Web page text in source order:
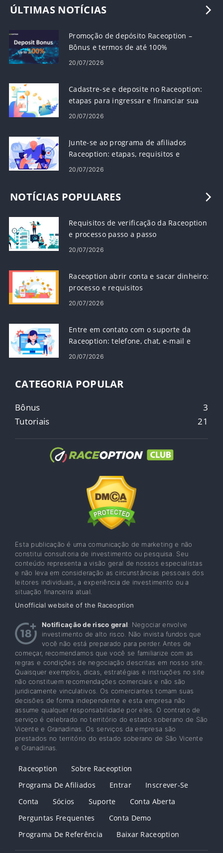
ÚLTIMAS NOTÍCIAS
Promoção de depósito Raceoption –
Bônus e termos de até 100%
20/07/2026
Cadastre-se e deposite no Raceoption:
etapas para ingressar e financiar sua
conta
20/07/2026
Junte-se ao programa de afiliados
Raceoption: etapas, requisitos e
pagamentos
20/07/2026
NOTÍCIAS POPULARES
Requisitos de verificação da Raceoption
e processo passo a passo
20/07/2026
Raceoption abrir conta e sacar dinheiro:
processo e requisitos
20/07/2026
Entre em contato com o suporte da
Raceoption: telefone, chat, e-mail e
tempos de resposta
20/07/2026
CATEGORIA POPULAR
Bônus
3
Tutoriais
21
Esta publicação é uma comunicação de marketing e não
constitui consultoria de investimento ou pesquisa. Seu
conteúdo representa a visão geral de nossos especialistas
e não leva em consideração as circunstâncias pessoais dos
leitores individuais, a experiência de investimento ou a
situação financeira atual.
Unofficial website of the Raceoption
Notificação de risco geral: Negociar envolve
investimento de alto risco. Não invista fundos que
você não está preparado para perder. Antes de
começar, recomendamos que você se familiarize com as
regras e condições de negociação descritas em nosso site.
Quaisquer exemplos, dicas, estratégias e instruções no site
não constituem recomendações comerciais e não são
juridicamente vinculativos. Os comerciantes tomam suas
decisões de forma independente e esta empresa não
assume qualquer responsabilidade por eles. O contrato de
serviço é celebrado no território do estado soberano de São
Vicente e Granadinas. Os serviços da empresa são
prestados no território do estado soberano de São Vicente
e Granadinas.
Raceoption
Sobre Raceoption
Programa De Afiliados
Entrar
Inscrever-Se
Conta
Sócios Suporte
Conta Aberta
Perguntas Frequentes
Conta Demo
Programa De Referência
Baixar Raceoption